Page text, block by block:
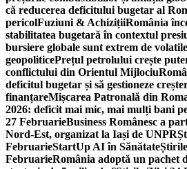
că reducerea deficitului bugetar al
pericolFuziuni & AchizițiiRomânia
stabilitatea bugetară în contextul
bursiere globale sunt extrem de
geopoliticePrețul petrolului crește
conflictului din Orientul Mijlociu
deficitul bugetar și să gestioneze
finanțareMișcarea Patronală din
2026: deficit mai mic, mai mulți bani
27 FebruarieBusiness Românesc a
Nord-Est, organizat la Iași de UNPR
FebruarieStartUp AI în Sănătate
FebruarieRomânia adoptă un pachet